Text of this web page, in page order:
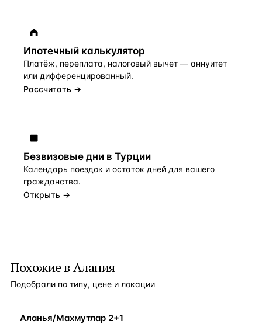
Ипотечный калькулятор
Платёж, переплата, налоговый вычет — аннуитет
или дифференцированный.
Рассчитать →
Безвизовые дни в Турции
Календарь поездок и остаток дней для вашего
гражданства.
Открыть →
Похожие в Алания
Подобрали по типу, цене и локации
БЛИЗКО К МОРЮ
Аланья/Махмутлар 2+1